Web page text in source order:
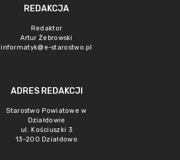
REDAKCJA
Redaktor
Artur Żebrowski
informatyk@e-starostwo.pl
ADRES REDAKCJI
Starostwo Powiatowe w
Działdowie
ul. Kościuszki 3
13-200 Działdowo